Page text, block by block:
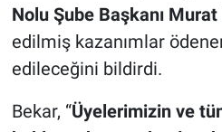
Nolu Şube Başkanı
edilmiş kazanımlar
edileceğini bildirdi.
Bekar, “Üyelerimizin ve